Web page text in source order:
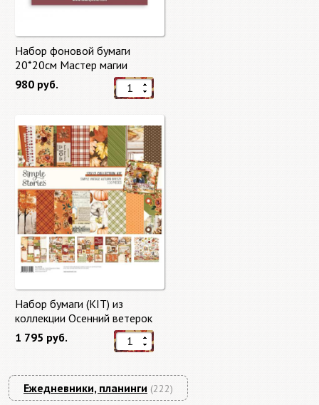
Набор фоновой бумаги
20*20см Мастер магии
"Master of Magic" 10 листов +
бонус от Stamperia
980 руб.
Набор бумаги (KIT) из
коллекции Осенний ветерок
"Autumn Breeze"
1 795 руб.
Ежедневники, планинги (222)